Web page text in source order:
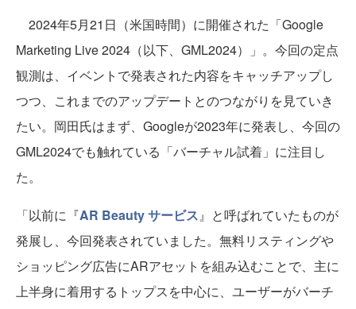
2024年5月21日（米国時間）に開催された「Google
Marketing Live 2024（以下、GML2024）」。今回の定点
観測は、イベントで発表された内容をキャッチアップし
つつ、これまでのアップデートとのつながりを見ていき
たい。岡田氏はまず、Googleが2023年に発表し、今回の
GML2024でも触れている「バーチャル試着」に注目し
た。
「以前に『AR Beauty サービス』と呼ばれていたものが
発展し、今回発表されていました。無料リスティングや
ショッピング広告にARアセットを組み込むことで、主に
上半身に着用するトップスを中心に、ユーザーがバーチ